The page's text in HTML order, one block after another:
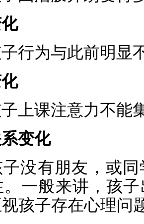
行为与此前明显
上课注意力不能
变化
没有朋友，或
一般来讲，孩
孩子存在心理问